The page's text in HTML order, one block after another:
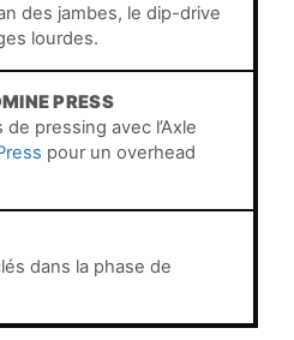
des jambes, le dip-drive
lourdes.
PRESS
pressing avec l’Axle
pour un overhead
dans la phase de